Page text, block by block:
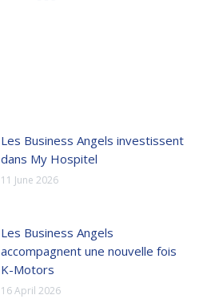
Les Business Angels investissent
dans My Hospitel
11 June 2026
Les Business Angels
accompagnent une nouvelle fois
K-Motors
16 April 2026